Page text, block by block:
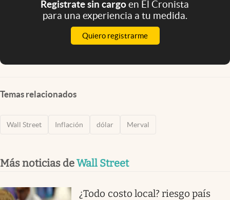
Registrate sin cargoen El Cronista
para una experiencia a tu medida.
Quiero registrarme
Temas relacionados
Wall Street Inflación dólar Merval
Más noticias deWall Street
¿Todo costo local? riesgo país